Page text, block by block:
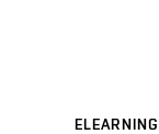
ELEARNING